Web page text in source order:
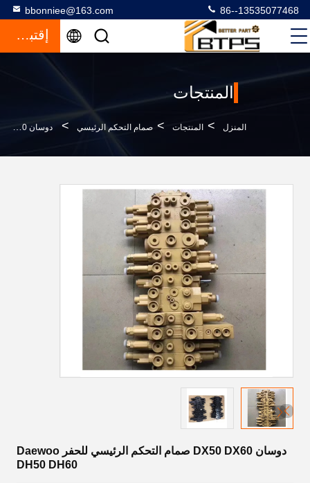
bbonniee@163.com 86--13535077468
إقتباس
المنتجات
المنزل > المنتجات > صمام التحكم الرئيسي > دوسان DX50 DX60 صمام التحكم الرئيسي للحفر Daewoo DH50 DH60
دوسان DX50 DX60 صمام التحكم الرئيسي للحفر Daewoo
DH50 DH60